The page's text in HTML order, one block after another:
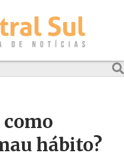
hábito?